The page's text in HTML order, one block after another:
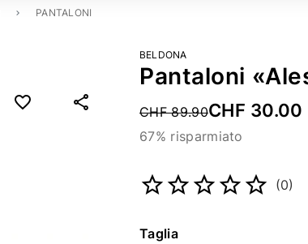
PANTALONI
BELDONA
Pantaloni
Price reduced from
CHF 89.90CHF 30.00
67% risparmiato
(0)
Taglia